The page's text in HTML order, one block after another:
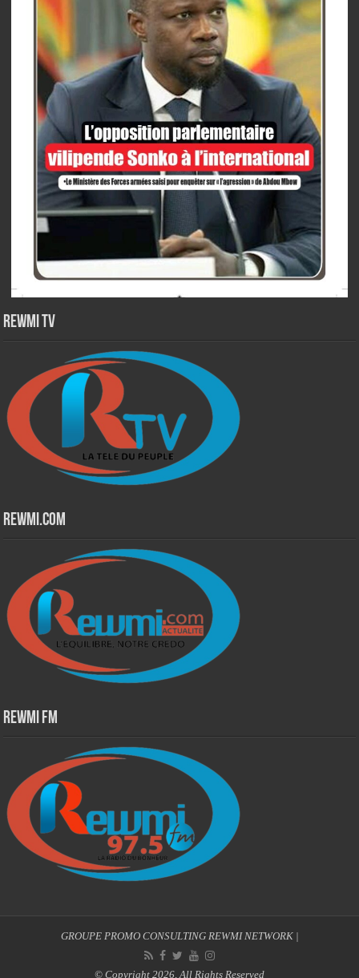
Rewmi TV
Rewmi.Com
Rewmi Fm
GROUPE PROMO CONSULTING REWMI NETWORK|
© Copyright 2026, All Rights Reserved